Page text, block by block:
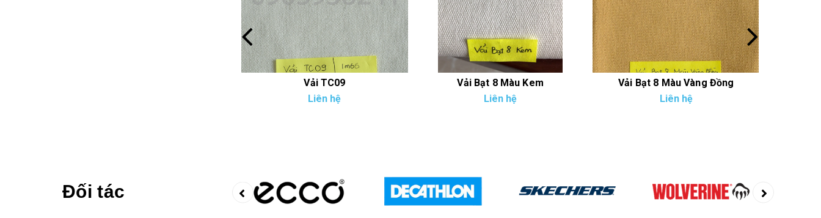
Vải TC09
Liên hệ
Vải Bạt 8 Màu Kem
Liên hệ
Vải Bạt 8 Màu Vàng Đồng
Liên hệ
Đối tác